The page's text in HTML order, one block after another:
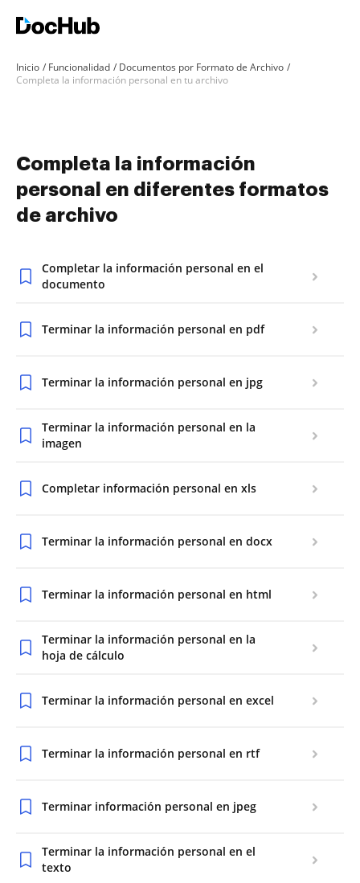
Inicio Funcionalidad
Documentos por Formato de Archivo
Completa la información personal en tu archivo
Completa la información
personal en diferentes formatos
de archivo
Completar la información personal en el
documento
Terminar la información personal en pdf
Terminar la información personal en jpg
Terminar la información personal en la
imagen
Completar información personal en xls
Terminar la información personal en docx
Terminar la información personal en html
Terminar la información personal en la
hoja de cálculo
Terminar la información personal en excel
Terminar la información personal en rtf
Terminar información personal en jpeg
Terminar la información personal en el
texto